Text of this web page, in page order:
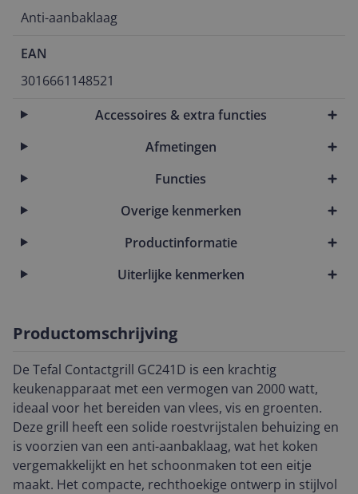
Anti-aanbaklaag
EAN
3016661148521
Accessoires & extra functies
Afmetingen
Functies
Overige kenmerken
Productinformatie
Uiterlijke kenmerken
Productomschrijving
De Tefal Contactgrill GC241D is een krachtig
keukenapparaat met een vermogen van 2000 watt,
ideaal voor het bereiden van vlees, vis en groenten.
Deze grill heeft een solide roestvrijstalen behuizing en
is voorzien van een anti-aanbaklaag, wat het koken
vergemakkelijkt en het schoonmaken tot een eitje
maakt. Het compacte, rechthoekige ontwerp in stijlvol